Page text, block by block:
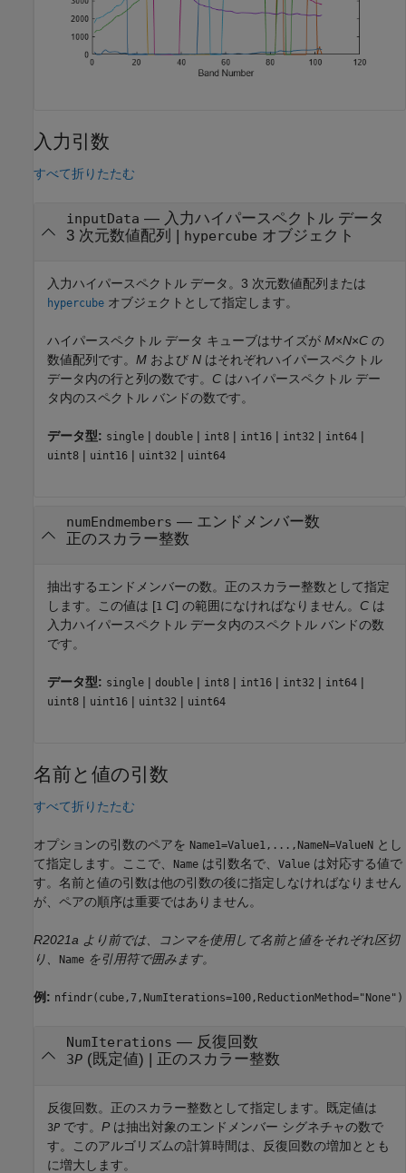
入力引数
すべて折りたたむ
inputData — 入力ハイパースペクトル データ
3 次元数値配列 | hypercube オブジェクト
入力ハイパースペクトル データ。3 次元数値配列または
hypercube オブジェクトとして指定します。
ハイパースペクトル データ キューブはサイズが M×N×C の
数値配列です。 M および N はそれぞれハイパースペクトル
データ内の行と列の数です。 C はハイパースペクトル デー
タ内のスペクトル バンドの数です。
データ型: single | double | int8 | int16 | int32 | int64 |
uint8 | uint16 | uint32 | uint64
numEndmembers — エンドメンバー数
正のスカラー整数
抽出するエンドメンバーの数。正のスカラー整数として指定
します。この値は [1 C] の範囲になければなりません。 C は
入力ハイパースペクトル データ内のスペクトル バンドの数
です。
データ型: single | double | int8 | int16 | int32 | int64 |
uint8 | uint16 | uint32 | uint64
名前と値の引数
すべて折りたたむ
オプションの引数のペアを Name1=Value1,...,NameN=ValueN とし
て指定します。ここで、
Name は引数名で、 Value は対応する値で
す。名前と値の引数は他の引数の後に指定しなければなりません
が、ペアの順序は重要ではありません。
R2021a より前では、コンマを使用して名前と値をそれぞれ区切
り、
Name を引用符で囲みます。
例: nfindr(cube,7,NumIterations=100,ReductionMethod="None")
NumIterations — 反復回数
3P(既定値) | 正のスカラー整数
反復回数。正のスカラー整数として指定します。既定値は
3P です。 P は抽出対象のエンドメンバー シグネチャの数で
す。このアルゴリズムの計算時間は、反復回数の増加ととも
に増大します。